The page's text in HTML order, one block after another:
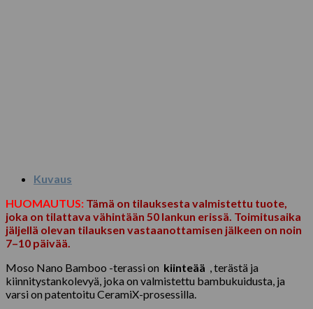
Kuvaus
HUOMAUTUS: Tämä on tilauksesta valmistettu tuote,
joka on tilattava vähintään 50 lankun erissä. Toimitusaika
jäljellä olevan tilauksen vastaanottamisen jälkeen on noin
7–10 päivää.
Moso Nano Bamboo -terassi on kiinteää , terästä ja
kiinnitystankolevyä, joka on valmistettu bambukuidusta, ja
varsi on patentoitu CeramiX-prosessilla.